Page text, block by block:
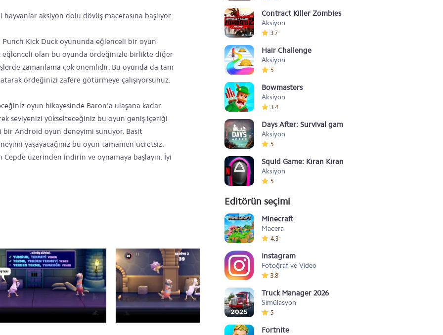
aksiyon dolu dövüş macerasına başlıyor.
Kick Duck oyununda eğlenceli bir oyun
eğlenceli olan bu oyunda ördeğinizle birlikte diğer
zamanlama çok önemlidir. Bu oyunda da tam
ördeğinizi zafere götürmeye çalışıyorsunuz.
oyun hikayesinde Baron'a ulaşana kadar
seviyenizi yükselteceğiniz bu oyun geniş içeriği
Android oyun deneyimi sunuyor. Basit
yaşayacağınız bu oyun tamamen ücretsiz.
Cepde üzerinden indirin ve oynamaya başlayın. İyi
Contract Killer Zombies 2 v2.0
Aksiyon
3.7
Hair Challenge
Aksiyon
5
Bowmasters
Aksiyon
3.4
Days After: Survival games
Aksiyon
5
Squid Game: Kıran Kırana
Aksiyon
5
Editörün seçimi
Minecraft
Macera
4.3
Instagram
Fotoğraf ve Video
3.8
Truck Manager 2026
Simülasyon
5
Fortnite